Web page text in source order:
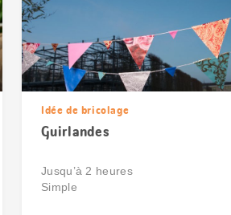
Idée de bricolage
Guirlandes
Jusqu’à 2 heures
Simple